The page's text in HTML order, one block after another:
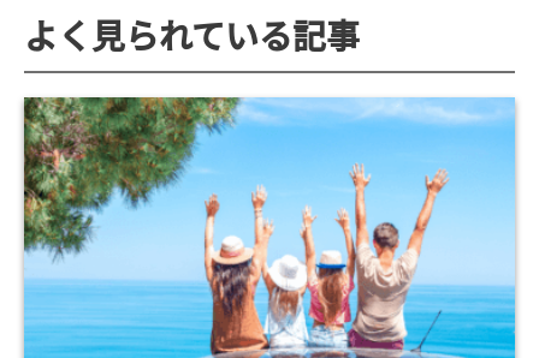
よく見られている記事